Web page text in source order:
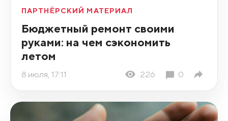
ПАРТНЁРСКИЙ МАТЕРИАЛ
Бюджетный ремонт своими
руками: на чем сэкономить
летом
8 июля, 17:11 226 0